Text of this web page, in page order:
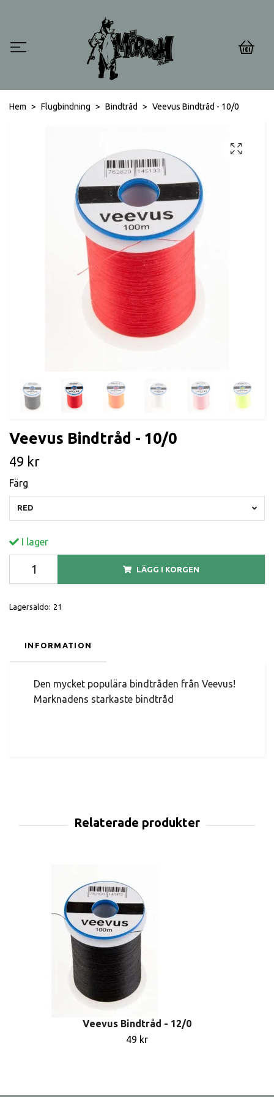
0
Hem Flugbindning Bindtråd Veevus Bindtråd - 10/0
Veevus Bindtråd - 10/0
49 kr
Färg
RED
I lager
LÄGG I KORGEN
Lagersaldo: 21
INFORMATION
Den mycket populära bindtråden från Veevus!
Marknadens starkaste bindtråd
Veevus Bindtråd - 12/0
49 kr